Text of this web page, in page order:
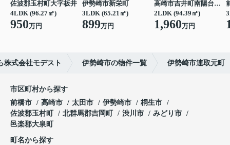
佐波郡玉村町大字板井
4LDK (96.27㎡)
950万円
伊勢崎市新栄町
3LDK (65.21㎡)
899万円
高崎市吉井町南陽台２丁目
2LDK (94.39㎡)
1,960万円
株式会社モデスト 伊勢崎市の物件一覧 伊勢崎市連取元町
市区町村から探す
前橋市
高崎市 太田市 伊勢崎市
桐生市
佐波郡玉村町
北群馬郡吉岡町 渋川市
みどり市
邑楽郡大泉町
町名から探す